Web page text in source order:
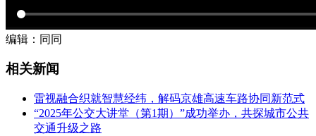
编辑：同同
相关新闻
雷视融合织就智慧经纬，解码京雄高速车路协同新范式
“2025年公交大讲堂（第1期）”成功举办，共探城市公共
交通升级之路